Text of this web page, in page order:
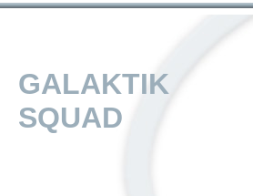
GALAKTIK
SQUAD